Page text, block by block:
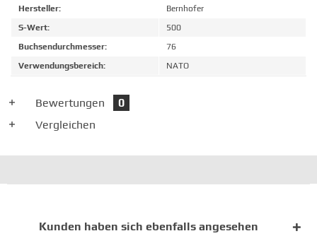
Hersteller:
Bernhofer
S-Wert:
500
Buchsendurchmesser:
76
Verwendungsbereich:
NATO
Bewertungen
0
Vergleichen
Kunden haben sich ebenfalls angesehen